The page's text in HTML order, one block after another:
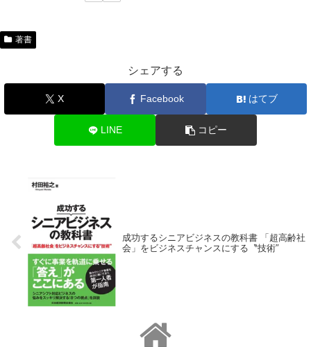
著書
シェアする
X Facebook はてブ
LINE コピー
成功するシニアビジネスの教科書 「超高齢社
会」をビジネスチャンスにする〝技術″